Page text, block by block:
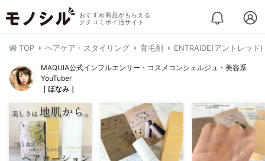
おすすめ商品がもらえる
クチコミポイ活サイト
TOP ヘアケア・スタイリング 育毛剤 ENTRAIDE(アントレッド
MAQUIA公式インフルエンサー・コスメコンシェルジュ・美容系
YouTuber
｜ほなみ｜